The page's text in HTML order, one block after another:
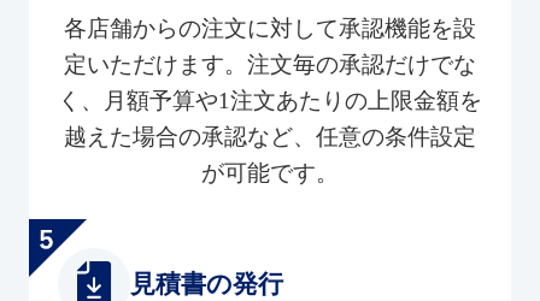
各店舗からの注文に対して承認機能を設
定いただけます。注文毎の承認だけでな
く、月額予算や1注文あたりの上限金額を
越えた場合の承認など、任意の条件設定
が可能です。
見積書の発行